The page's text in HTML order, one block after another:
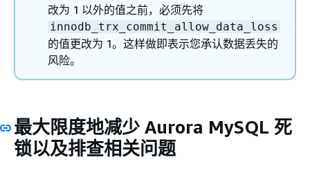
改为 1 以外的值之前，必须先将
innodb_trx_commit_allow_data_loss
的值更改为 1。这样做即表示您承认数据丢失的
风险。
最大限度地减少 Aurora MySQL 死
锁以及排查相关问题